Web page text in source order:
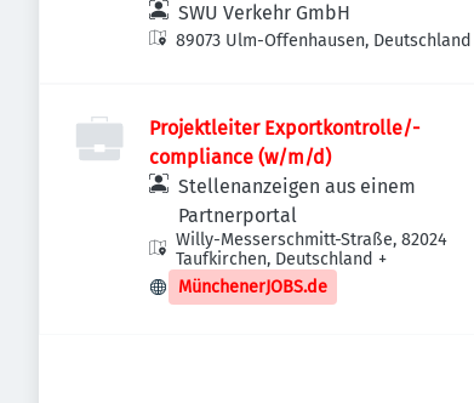
SWU Verkehr GmbH
89073 Ulm-Offenhausen, Deutschland
Projektleiter Exportkontrolle/-
compliance (w/m/d)
Stellenanzeigen aus einem
Partnerportal
Willy-Messerschmitt-Straße, 82024
Taufkirchen, Deutschland +
MünchenerJOBS.de